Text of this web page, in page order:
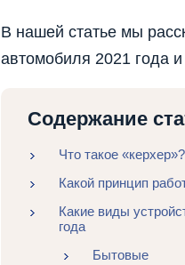
В нашей статье мы
автомобиля 2021 года
Содержание
Что такое «керхер»?
Какой принцип
Какие виды
года
Бытовые